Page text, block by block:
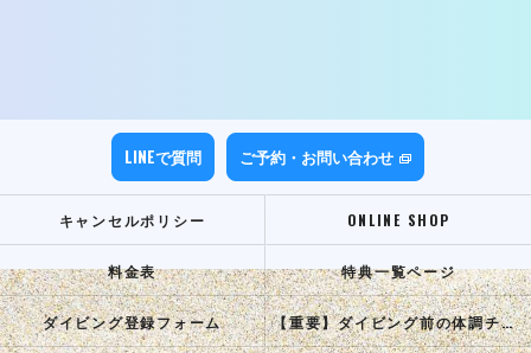
LINEで質問 ご予約・お問い合わせ
キャンセルポリシー ONLINE SHOP
料金表 特典一覧ページ
ダイビング登録フォーム 【重要】ダイビング前の体調チェック